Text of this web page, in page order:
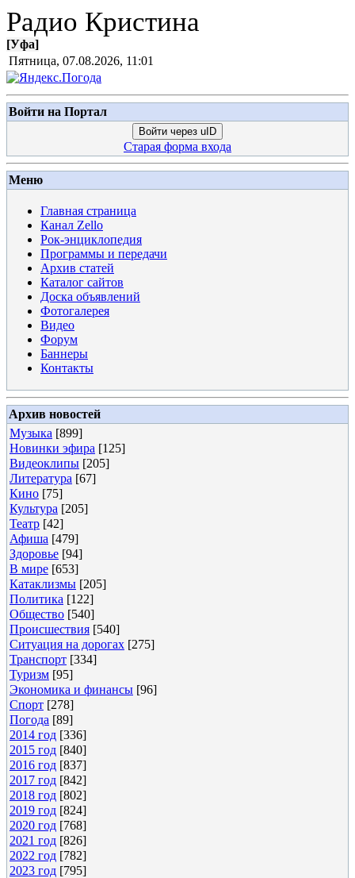
Радио Кристина
[Уфа]
Пятница, 07.08.2026, 11:01
Войти на Портал
Войти через uID
Старая форма входа
Меню
Главная страница
Канал Zello
Рок-энциклопедия
Программы и передачи
Архив статей
Каталог сайтов
Доска объявлений
Фотогалерея
Видео
Форум
Баннеры
Контакты
Архив новостей
Музыка [899]
Новинки эфира [125]
Видеоклипы [205]
Литература [67]
Кино [75]
Культура [205]
Театр [42]
Афиша [479]
Здоровье [94]
В мире [653]
Катаклизмы [205]
Политика [122]
Общество [540]
Происшествия [540]
Ситуация на дорогах [275]
Транспорт [334]
Туризм [95]
Экономика и финансы [96]
Спорт [278]
Погода [89]
2014 год [336]
2015 год [840]
2016 год [837]
2017 год [842]
2018 год [802]
2019 год [824]
2020 год [768]
2021 год [826]
2022 год [782]
2023 год [795]